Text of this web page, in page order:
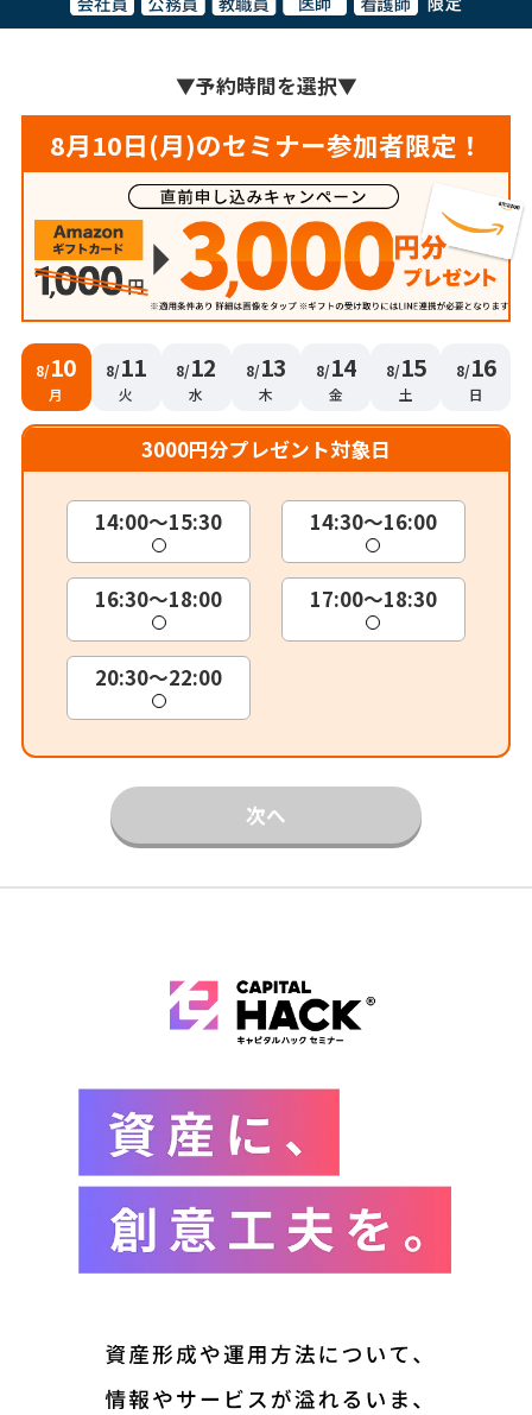
▼予約時間を選択▼
8月10日(月)のセミナー参加者限定！
8/10
月
8/11
火
8/12
水
8/13
木
8/14
金
8/15
土
8/16
日
3000円分プレゼント対象日
14:00～15:30 14:30～16:00
16:30～18:00 17:00～18:30
20:30～22:00
次へ